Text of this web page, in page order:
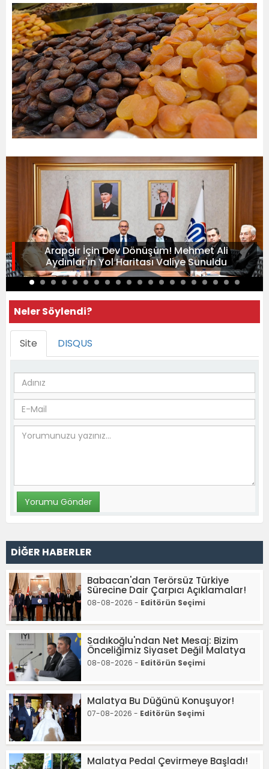
Arapgir İçin Dev Dönüşüm! Mehmet Ali
Aydınlar'ın Yol Haritası Valiye Sunuldu
Neler Söylendi?
Site DISQUS
DİĞER HABERLER
Babacan'dan Terörsüz Türkiye
Sürecine Dair Çarpıcı Açıklamalar!
08-08-2026 - Editörün Seçimi
Sadıkoğlu'ndan Net Mesaj: Bizim
Önceliğimiz Siyaset Değil Malatya
08-08-2026 - Editörün Seçimi
Malatya Bu Düğünü Konuşuyor!
07-08-2026 - Editörün Seçimi
Malatya Pedal Çevirmeye Başladı!